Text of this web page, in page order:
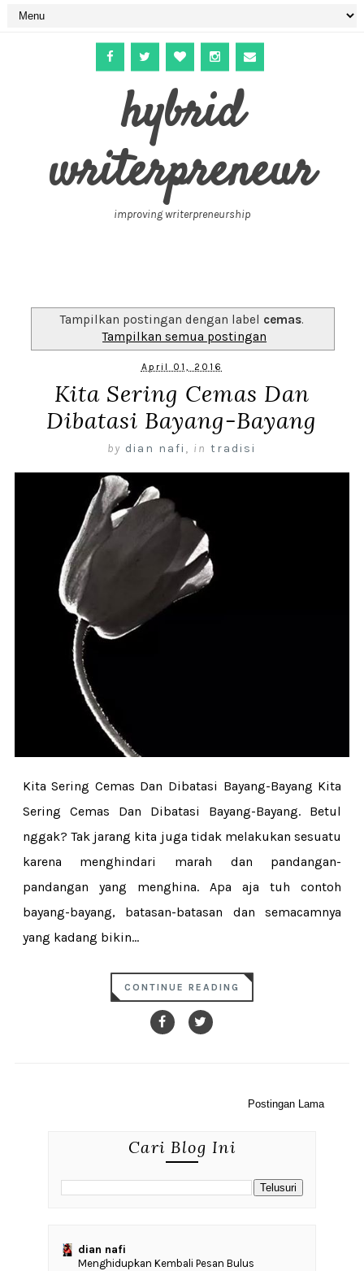
hybrid
writerpreneur
improving writerpreneurship
Tampilkan postingan dengan label cemas.
Tampilkan semua postingan
April 01, 2016
Kita Sering Cemas Dan
Dibatasi Bayang-Bayang
by dian nafi , in tradisi
Kita Sering Cemas Dan Dibatasi Bayang-Bayang Kita
Sering Cemas Dan Dibatasi Bayang-Bayang. Betul
nggak? Tak jarang kita juga tidak melakukan sesuatu
karena menghindari marah dan pandangan-
pandangan yang menghina. Apa aja tuh contoh
bayang-bayang, batasan-batasan dan semacamnya
yang kadang bikin...
CONTINUE READING
Postingan Lama
Cari Blog Ini
dian nafi
Menghidupkan Kembali Pesan Bulus